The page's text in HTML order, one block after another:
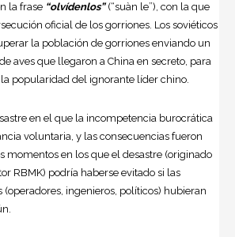
la frase “olvídenlos”(“suàn le”), con la que
oficial de los gorriones. Los soviéticos
la población de gorriones enviando un
aves que llegaron a China en secreto, para
popularidad del ignorante líder chino.
en el que la incompetencia burocrática
voluntaria, y las consecuencias fueron
momentos en los que el desastre (originado
RBMK) podría haberse evitado si las
(operadores, ingenieros, políticos) hubieran